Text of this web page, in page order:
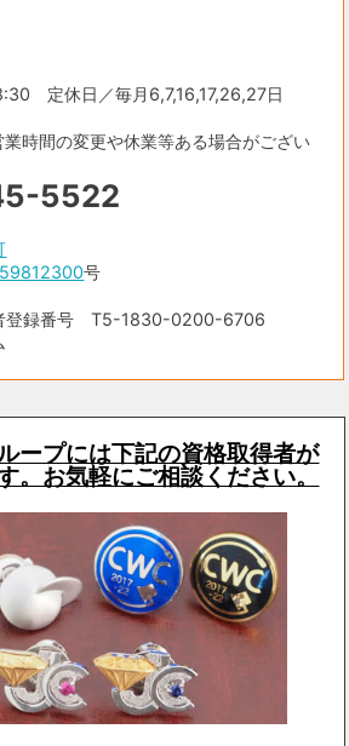
定休日／毎月6,7,16,17,26,27日
時間の変更や休業等ある場合がござい
5522
号
登録番号 T5-1830-0200-6706
ープには下記の資格取得者が
。お気軽にご相談ください。